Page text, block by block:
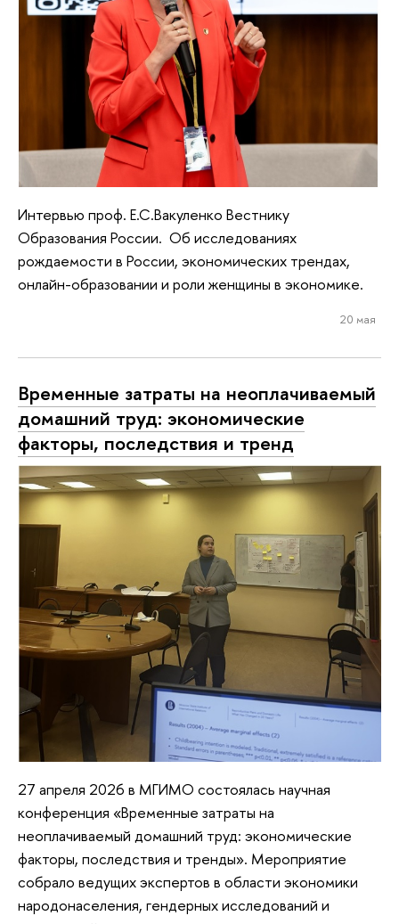
Интервью проф. Е.С.Вакуленко Вестнику
Образования России. Об исследованиях
рождаемости в России, экономических трендах,
онлайн-образовании и роли женщины в экономике.
20 мая
Временные затраты на неоплачиваемый
домашний труд: экономические
факторы, последствия и тренд
27 апреля 2026 в МГИМО состоялась научная
конференция «Временные затраты на
неоплачиваемый домашний труд: экономические
факторы, последствия и тренды». Мероприятие
собрало ведущих экспертов в области экономики
народонаселения, гендерных исследований и